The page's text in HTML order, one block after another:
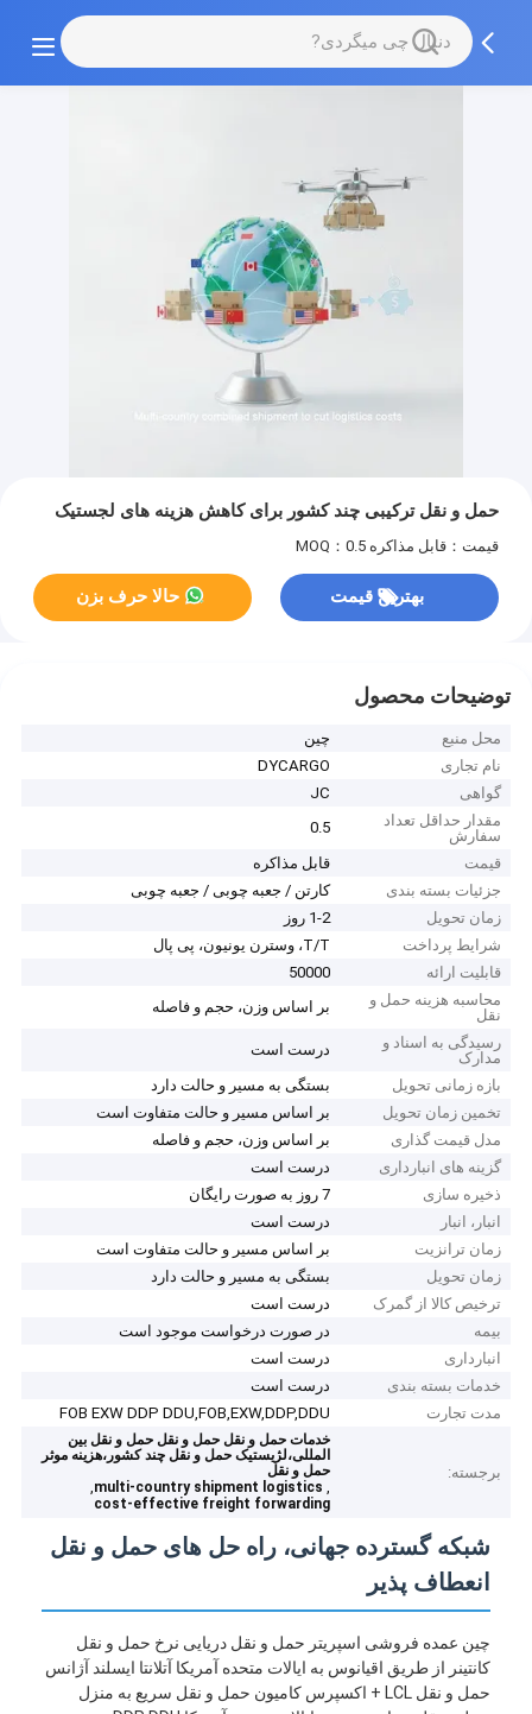
حمل و نقل ترکیبی چند کشور برای کاهش هزینه های لجستیک
قیمت：قابل مذاکره MOQ：0.5
بهترین قیمت حالا حرف بزن
توضیحات محصول
محل منبع
چین
نام تجاری
DYCARGO
گواهی
JC
مقدار حداقل تعداد
سفارش
0.5
قیمت
قابل مذاکره
جزئیات بسته بندی
کارتن / جعبه چوبی / جعبه چوبی
زمان تحویل
1-2 روز
شرایط پرداخت
T/T، وسترن یونیون، پی پال
قابلیت ارائه
50000
محاسبه هزینه حمل و
نقل
بر اساس وزن، حجم و فاصله
رسیدگی به اسناد و
مدارک
درست است
بازه زمانی تحویل
بستگی به مسیر و حالت دارد
تخمین زمان تحویل
بر اساس مسیر و حالت متفاوت است
مدل قیمت گذاری
بر اساس وزن، حجم و فاصله
گزینه های انبارداری
درست است
ذخیره سازی
7 روز به صورت رایگان
انبار، انبار
درست است
زمان ترانزیت
بر اساس مسیر و حالت متفاوت است
زمان تحویل
بستگی به مسیر و حالت دارد
ترخیص کالا از گمرک
درست است
بیمه
در صورت درخواست موجود است
انبارداری
درست است
خدمات بسته بندی
درست است
مدت تجارت
FOB EXW DDP DDU,FOB,EXW,DDP,DDU
برجسته:
خدمات حمل و نقل حمل و نقل حمل و نقل بین
المللی،لژیستیک حمل و نقل چند کشور،هزینه موثر
حمل و نقل
,
multi-country shipment logistics
,
cost-effective freight forwarding
شبکه گسترده جهانی، راه حل های حمل و نقل
انعطاف پذیر
چین عمده فروشی اسپریتر حمل و نقل دریایی نرخ حمل و نقل
کانتینر از طریق اقیانوس به ایالات متحده آمریکا آتلانتا ایسلند آژانس
حمل و نقل LCL + اکسپرس کامیون حمل و نقل سریع به منزل